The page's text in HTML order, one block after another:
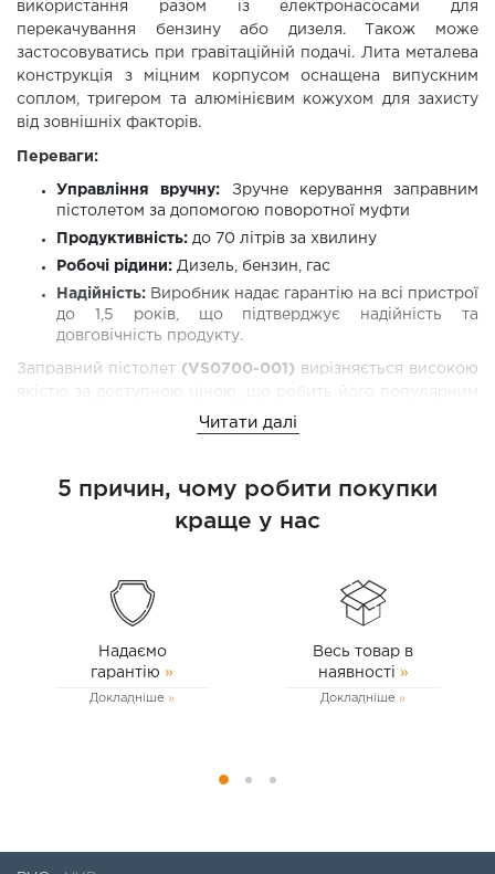
використання разом із електронасосами для
перекачування бензину або дизеля. Також може
застосовуватись при гравітаційній подачі. Лита металева
конструкція з міцним корпусом оснащена випускним
соплом, тригером та алюмінієвим кожухом для захисту
від зовнішніх факторів.
Переваги:
Управління вручну: Зручне керування заправним
пістолетом за допомогою поворотної муфти
Продуктивність: до 70 літрів за хвилину
Робочі рідини: Дизель, бензин, гас
Надійність: Виробник надає гарантію на всі пристрої
до 1,5 років, що підтверджує надійність та
довговічність продукту.
Заправний пістолет (VS0700-001) вирізняється високою
якістю за доступною ціною, що робить його популярним
вибором серед користувачів.Читати далі
5 причин, чому робити покупки
краще у нас
Надаємо
гарантію »
Докладніше
Весь товар в
наявності »
Докладніше